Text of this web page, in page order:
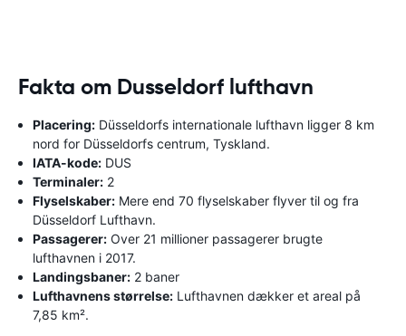
Fakta om Dusseldorf lufthavn
Placering: Düsseldorfs internationale lufthavn ligger 8 km
nord for Düsseldorfs centrum, Tyskland.
IATA-kode: DUS
Terminaler: 2
Flyselskaber: Mere end 70 flyselskaber flyver til og fra
Düsseldorf Lufthavn.
Passagerer: Over 21 millioner passagerer brugte
lufthavnen i 2017.
Landingsbaner: 2 baner
Lufthavnens størrelse: Lufthavnen dækker et areal på
7,85 km².